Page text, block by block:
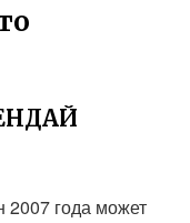
2007 года может